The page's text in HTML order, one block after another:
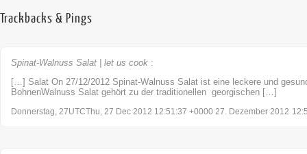
Trackbacks & Pings
Spinat-Walnuss Salat | let us cook :
[…] Salat On 27/12/2012 Spinat-Walnuss Salat ist eine leckere und
BohnenWalnuss Salat gehört zu der traditionellen georgischen […]
Donnerstag, 27UTCThu, 27 Dec 2012 12:51:37 +0000 27. Dezember 2012